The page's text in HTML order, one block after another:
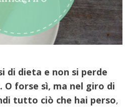
di dieta e non si perde
forse sì, ma nel giro di
tutto ciò che hai perso,